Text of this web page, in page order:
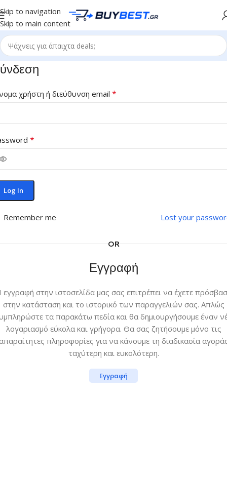
Skip to navigation
Skip to main content
χρήστη ή διεύθυνση email *
*
Log In
Lost your
Remember me
OR
Εγγραφή
εγγραφή στην ιστοσελίδα μας σας επιτρέπει να έχετε
στην κατάσταση και το ιστορικό των παραγγελιών σας. Απλώς
τα παρακάτω πεδία και θα δημιουργήσουμε έναν
λογαριασμό εύκολα και γρήγορα. Θα σας ζητήσουμε μόνο τις
πληροφορίες για να κάνουμε τη διαδικασία
ταχύτερη και ευκολότερη.
Εγγραφή